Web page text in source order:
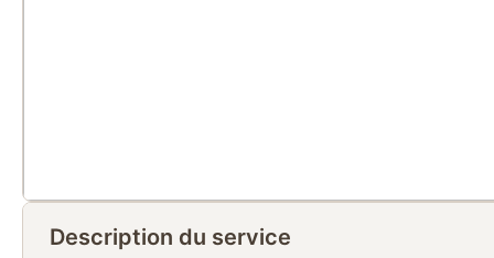
Description du service